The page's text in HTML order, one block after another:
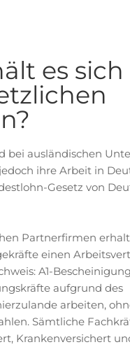
es
bei ausländischen
ihre Arbeit in
Gesetz von
Partnerfirmen
einen
A1-
aufgrund des
arbeiten,
Sämtliche
Krankenversichert